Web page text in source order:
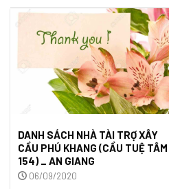
Phường 3, Thị Xã Ngã Năm ,Tỉnh
Sóc Trăng vào ngày 23/12/2020.
DANH SÁCH NHÀ TÀI TRỢ XÂY
CẦU PHÚ KHANG (CẦU TUỆ TÂM
154) _ AN GIANG
06/09/2020